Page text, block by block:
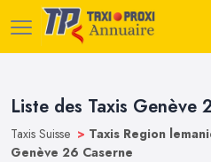
Liste des Taxis Genève
Taxis Suisse > Taxis Region
Genève 26 Caserne